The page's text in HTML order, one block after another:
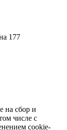
177
на сбор и
числе с
cookie-